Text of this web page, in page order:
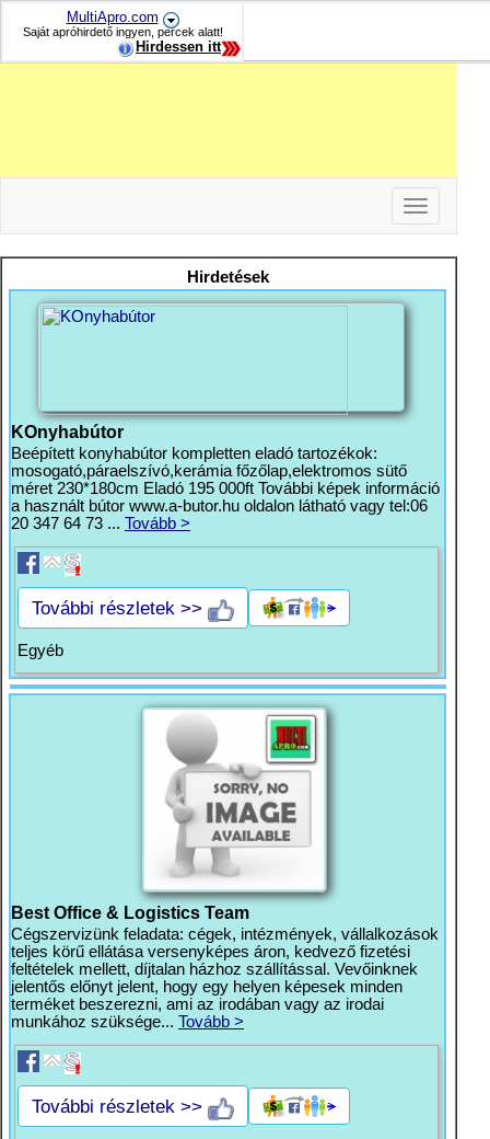
MultiApro.com
Saját apróhirdető ingyen, percek alatt!
Hirdessen itt
Toggle
navigation
-
-
Hirdetések
KOnyhabútor
Beépített konyhabútor kompletten eladó tartozékok:
mosogató,páraelszívó,kerámia főzőlap,elektromos sütő
méret 230*180cm Eladó 195 000ft További képek információ
a használt bútor www.a-butor.hu oldalon látható vagy tel:06
20 347 64 73 ... Tovább >
További részletek >>
Egyéb
Best Office & Logistics Team
Cégszervizünk feladata: cégek, intézmények, vállalkozások
teljes körű ellátása versenyképes áron, kedvező fizetési
feltételek mellett, díjtalan házhoz szállítással. Vevőinknek
jelentős előnyt jelent, hogy egy helyen képesek minden
terméket beszerezni, ami az irodában vagy az irodai
munkához szüksége... Tovább >
További részletek >>